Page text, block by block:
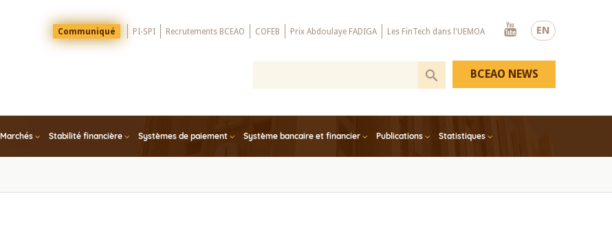
EN
Menu
Top
Communiqué PI-SPI Recrutements BCEAO COFEB Prix Abdoulaye FADIGA Les FinTech dans l'UEMOA
Youtube
Marchés Stabilité financière Systèmes de paiement Système bancaire et financier Publications Statistiques
BCEAO NEWS